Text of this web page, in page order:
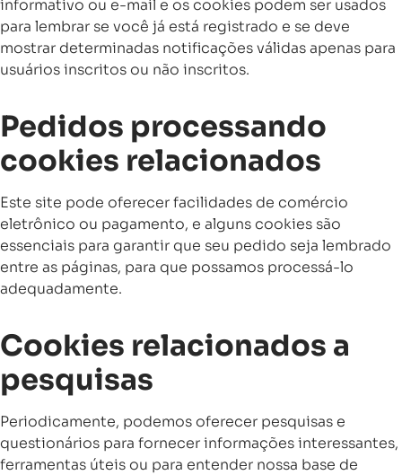
informativo ou e-mail e os cookies podem ser usados ​​
para lembrar se você já está registrado e se deve
mostrar determinadas notificações válidas apenas para
usuários inscritos ou não inscritos.
Pedidos processando
cookies relacionados
Este site pode oferecer facilidades de comércio
eletrônico ou pagamento, e alguns cookies são
essenciais para garantir que seu pedido seja lembrado
entre as páginas, para que possamos processá-lo
adequadamente.
Cookies relacionados a
pesquisas
Periodicamente, podemos oferecer pesquisas e
questionários para fornecer informações interessantes,
ferramentas úteis ou para entender nossa base de